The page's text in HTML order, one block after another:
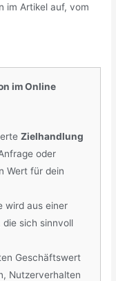
im Artikel auf, vom
im Online
Zielhandlung
oder
Wert für dein
wird aus einer
die sich sinnvoll
Geschäftswert
Nutzerverhalten